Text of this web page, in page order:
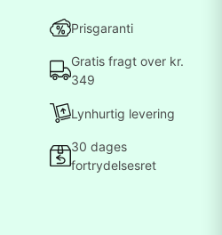
Prisgaranti
Gratis fragt over kr.
349
Lynhurtig levering
30 dages
fortrydelsesret